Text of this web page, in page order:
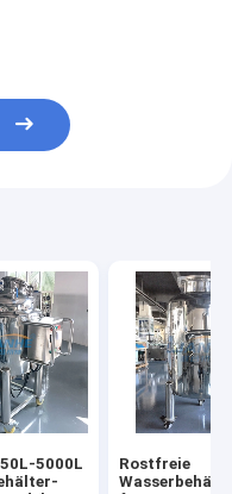
5000L
Rostfreie